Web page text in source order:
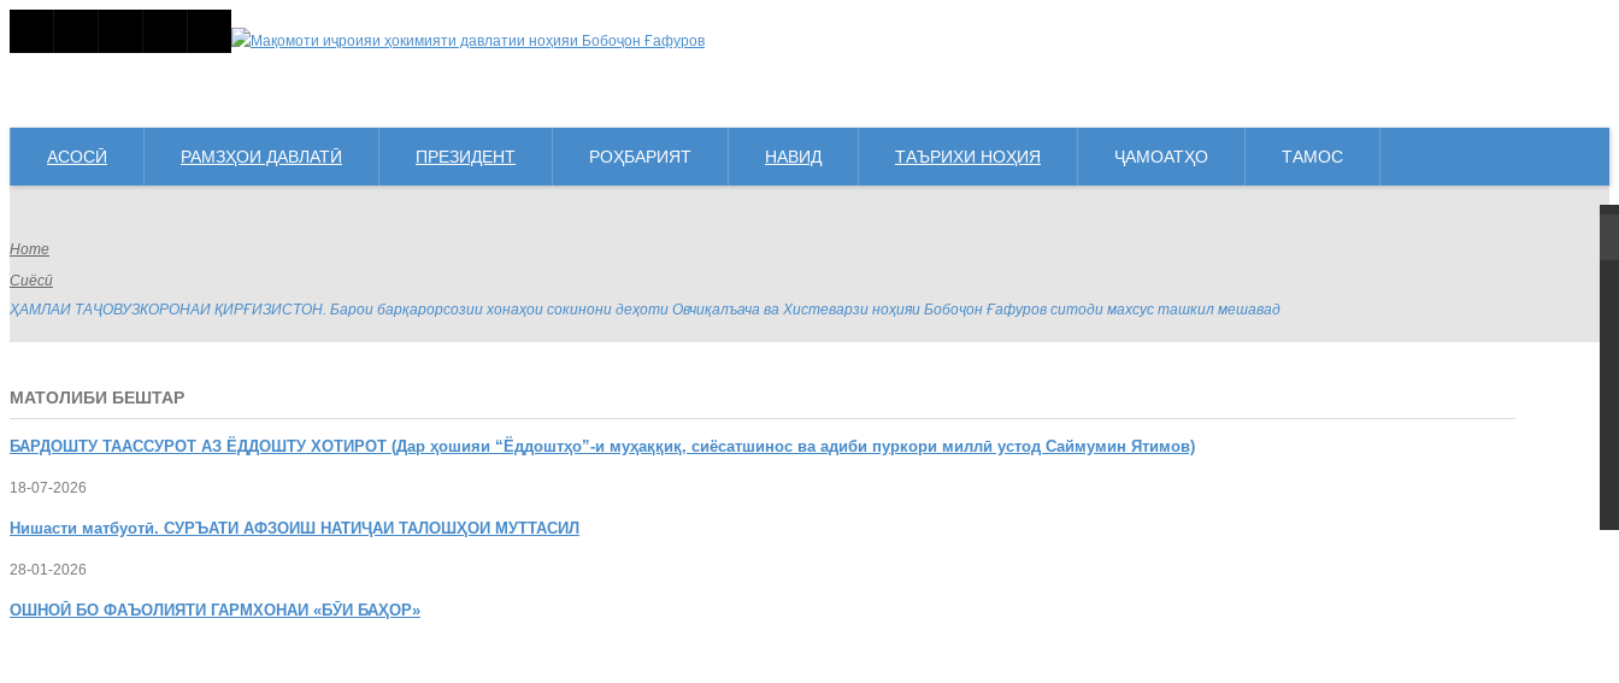
АСОСӢ РАМЗҲОИ ДАВЛАТӢ ПРЕЗИДЕНТ РОҲБАРИЯТ НАВИД ТАЪРИХИ НОҲИЯ ҶАМОАТҲО ТАМОС
Home
Сиёсӣ
ҲАМЛАИ ТАҶОВУЗКОРОНАИ ҚИРҒИЗИСТОН. Барои барқарорсозии хонаҳои сокинони деҳоти Овчиқалъача ва Хистеварзи ноҳияи Бобоҷон Ғафуров ситоди махсус ташкил мешавад
МАТОЛИБИ БЕШТАР
БАРДОШТУ ТААССУРОТ АЗ ЁДДОШТУ ХОТИРОТ (Дар ҳошияи “Ёддоштҳо”-и муҳаққиқ, сиёсатшинос ва адиби пуркори миллӣ устод Саймумин Ятимов)
18-07-2026
Нишасти матбуотӣ. СУРЪАТИ АФЗОИШ НАТИҶАИ ТАЛОШҲОИ МУТТАСИЛ
28-01-2026
ОШНОӢ БО ФАЪОЛИЯТИ ГАРМХОНАИ «БӮИ БАҲОР»